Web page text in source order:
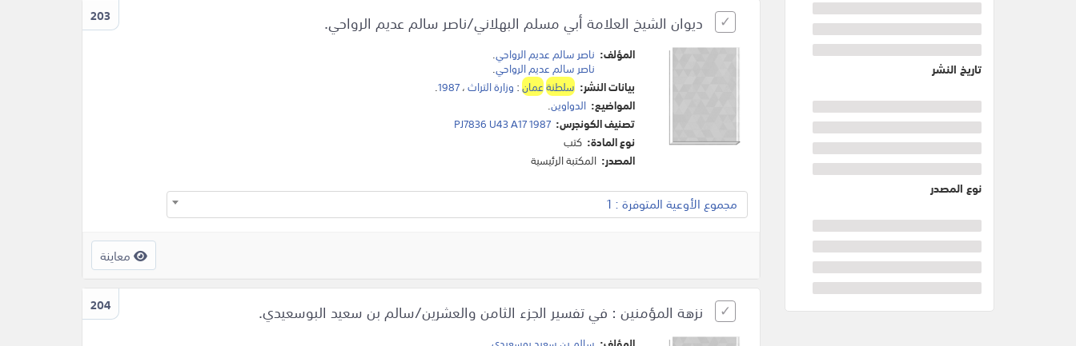
تاريخ النشر
نوع المصدر
203 ديوان الشيخ العلامة أبي مسلم البهلاني/ناصر سالم عديم الرواحي.
المؤلف: ناصر سالم عديم الرواحي.
ناصر سالم عديم الرواحي.
بيانات النشر: سلطنةعمان: وزارة التراث،1987
.
المواضيع: الدواوين.
تصنيف الكونجرس: PJ7836 U43 A17 1987
نوع المادة: كتب
المصدر: المكتبة الرئيسية
مجموع الأوعية المتوفرة : 1
معاينة
204 نزهة المؤمنين : في تفسير الجزء الثامن والعشرين/سالم بن سعيد البوسعيدي.